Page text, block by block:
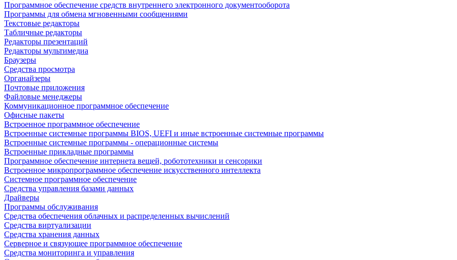
Программное обеспечение средств внутреннего электронного документооборота
Программы для обмена мгновенными сообщениями
Текстовые редакторы
Табличные редакторы
Редакторы презентаций
Редакторы мультимедиа
Браузеры
Средства просмотра
Органайзеры
Почтовые приложения
Файловые менеджеры
Коммуникационное программное обеспечение
Офисные пакеты
Встроенное программное обеспечение
Встроенные системные программы BIOS, UEFI и иные встроенные системные программы
Встроенные системные программы - операционные системы
Встроенные прикладные программы
Программное обеспечение интернета вещей, робототехники и сенсорики
Встроенное микропрограммное обеспечение искусственного интеллекта
Системное программное обеспечение
Средства управления базами данных
Драйверы
Программы обслуживания
Средства обеспечения облачных и распределенных вычислений
Средства виртуализации
Средства хранения данных
Серверное и связующее программное обеспечение
Средства мониторинга и управления